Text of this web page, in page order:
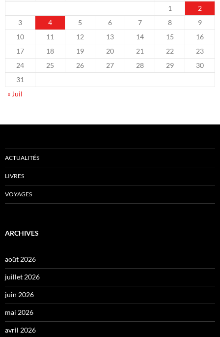
1
2
3
4 5 6 7 8
9
10
11 12 13 14 15
16
17
18 19 20 21 22
23
24
25 26 27 28 29
30
31
« Juil
ACTUALITÉS
LIVRES
VOYAGES
ARCHIVES
août 2026
juillet 2026
juin 2026
mai 2026
avril 2026